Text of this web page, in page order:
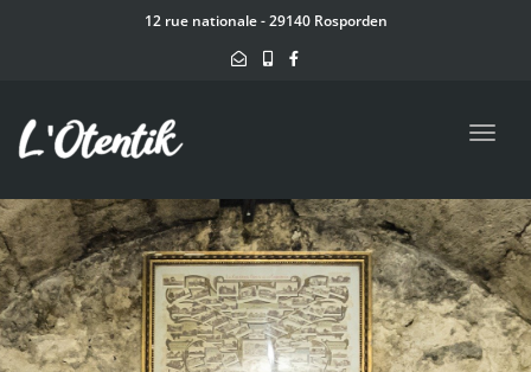
12 rue nationale - 29140 Rosporden